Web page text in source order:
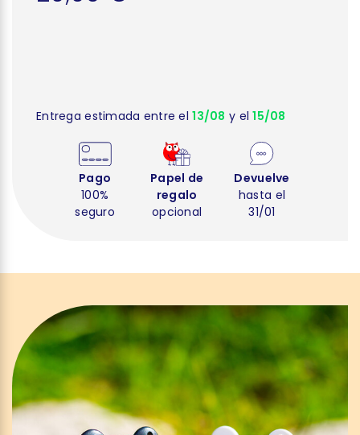
Entrega estimada entre el13/08 y el15/08
Pago
100%
seguro
Papel de
regalo
opcional
Devuelve
hasta el
31/01